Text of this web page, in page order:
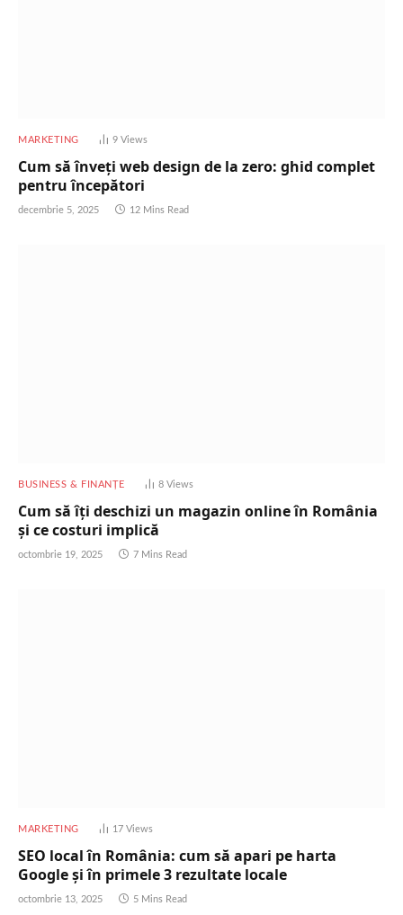
MARKETING 9 Views
Cum să înveți web design de la zero: ghid complet
pentru începători
decembrie 5, 2025 12 Mins Read
BUSINESS & FINANȚE 8 Views
Cum să îți deschizi un magazin online în România
și ce costuri implică
octombrie 19, 2025 7 Mins Read
MARKETING 17 Views
SEO local în România: cum să apari pe harta
Google și în primele 3 rezultate locale
octombrie 13, 2025 5 Mins Read